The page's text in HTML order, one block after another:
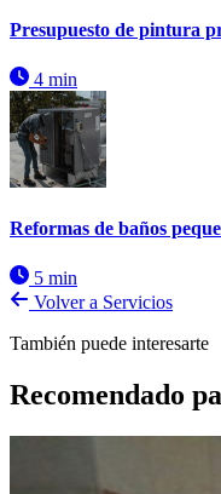
Presupuesto de pintura
4 min
Reformas de baños
5 min
Volver a Servicios
También puede interesarte
Recomendado